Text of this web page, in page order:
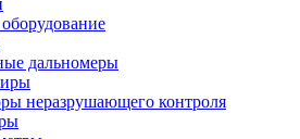
дальномеры
неразрушающего контроля